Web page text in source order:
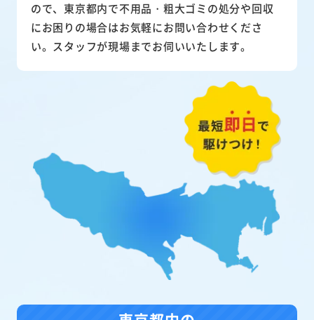
ので、東京都内で不用品・粗大ゴミの処分や回収
にお困りの場合はお気軽にお問い合わせくださ
い。スタッフが現場までお伺いいたします。